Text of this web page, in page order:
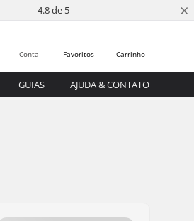
4.8 de 5 ×
Carrinho
Favoritos
Conta
GUIAS AJUDA & CONTATO